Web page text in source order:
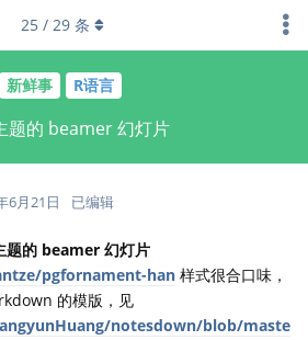
新鲜事 R语言
题的 beamer 幻灯片
25 / 29 条
6月21日 已编辑
题的 beamer 幻灯片
pgfornament-han 样式很合口味，
的模版，见
notesdown/blob/maste